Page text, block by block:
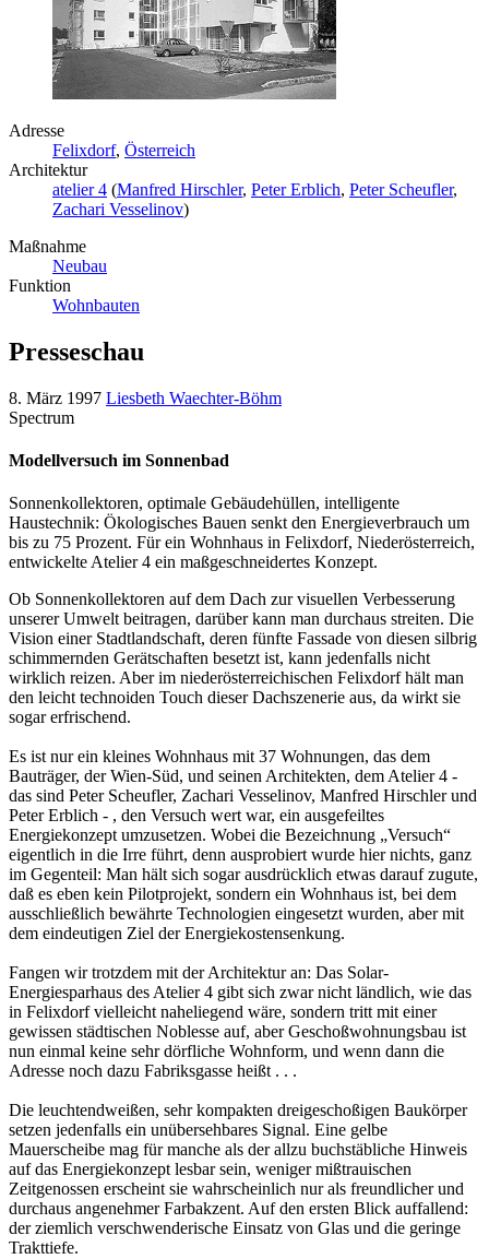
Adresse
Felixdorf, Österreich
Architektur
atelier 4 (Manfred Hirschler, Peter Erblich, Peter Scheufler,
Zachari Vesselinov)
Maßnahme
Neubau
Funktion
Wohnbauten
Presseschau
8. März 1997 Liesbeth Waechter-Böhm
Spectrum
Modellversuch im Sonnenbad
Sonnenkollektoren, optimale Gebäudehüllen, intelligente
Haustechnik: Ökologisches Bauen senkt den Energieverbrauch um
bis zu 75 Prozent. Für ein Wohnhaus in Felixdorf, Niederösterreich,
entwickelte Atelier 4 ein maßgeschneidertes Konzept.
Ob Sonnenkollektoren auf dem Dach zur visuellen Verbesserung
unserer Umwelt beitragen, darüber kann man durchaus streiten. Die
Vision einer Stadtlandschaft, deren fünfte Fassade von diesen silbrig
schimmernden Gerätschaften besetzt ist, kann jedenfalls nicht
wirklich reizen. Aber im niederösterreichischen Felixdorf hält man
den leicht technoiden Touch dieser Dachszenerie aus, da wirkt sie
sogar erfrischend.
Es ist nur ein kleines Wohnhaus mit 37 Wohnungen, das dem
Bauträger, der Wien-Süd, und seinen Architekten, dem Atelier 4 -
das sind Peter Scheufler, Zachari Vesselinov, Manfred Hirschler und
Peter Erblich - , den Versuch wert war, ein ausgefeiltes
Energiekonzept umzusetzen. Wobei die Bezeichnung „Versuch“
eigentlich in die Irre führt, denn ausprobiert wurde hier nichts, ganz
im Gegenteil: Man hält sich sogar ausdrücklich etwas darauf zugute,
daß es eben kein Pilotprojekt, sondern ein Wohnhaus ist, bei dem
ausschließlich bewährte Technologien eingesetzt wurden, aber mit
dem eindeutigen Ziel der Energiekostensenkung.
Fangen wir trotzdem mit der Architektur an: Das Solar-
Energiesparhaus des Atelier 4 gibt sich zwar nicht ländlich, wie das
in Felixdorf vielleicht naheliegend wäre, sondern tritt mit einer
gewissen städtischen Noblesse auf, aber Geschoßwohnungsbau ist
nun einmal keine sehr dörfliche Wohnform, und wenn dann die
Adresse noch dazu Fabriksgasse heißt . . .
Die leuchtendweißen, sehr kompakten dreigeschoßigen Baukörper
setzen jedenfalls ein unübersehbares Signal. Eine gelbe
Mauerscheibe mag für manche als der allzu buchstäbliche Hinweis
auf das Energiekonzept lesbar sein, weniger mißtrauischen
Zeitgenossen erscheint sie wahrscheinlich nur als freundlicher und
durchaus angenehmer Farbakzent. Auf den ersten Blick auffallend:
der ziemlich verschwenderische Einsatz von Glas und die geringe
Trakttiefe.